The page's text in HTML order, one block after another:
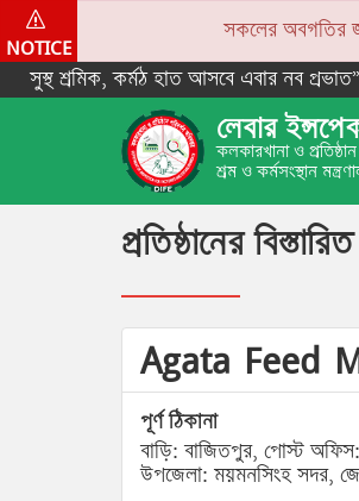
NOTICE
সকলের অবগতির
সুস্থ শ্রমিক, কর্মঠ হাত আসবে এবার নব প্রভাত”
লেবার
কলকারখানা ও
শ্রম ও কর্মসংস্থান
প্রতিষ্ঠানের বিস্তারিত
Agata Feed
পূর্ণ ঠিকানা
বাড়ি: বাজিতপুর, পোস্ট অফিস:
উপজেলা: ময়মনসিংহ সদর,